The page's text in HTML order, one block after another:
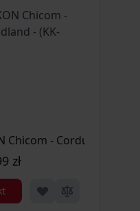
7013 - (KK-CCR-CD-81)
zł